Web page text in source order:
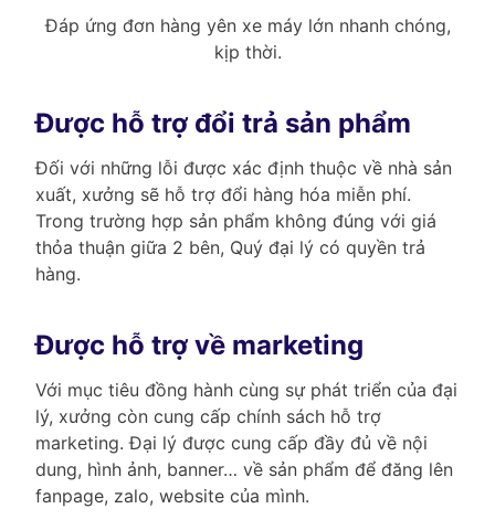
Đáp ứng đơn hàng yên xe máy lớn nhanh chóng,
kịp thời.
Được hỗ trợ đổi trả sản phẩm
Đối với những lỗi được xác định thuộc về nhà sản
xuất, xưởng sẽ hỗ trợ đổi hàng hóa miễn phí.
Trong trường hợp sản phẩm không đúng với giá
thỏa thuận giữa 2 bên, Quý đại lý có quyền trả
hàng.
Được hỗ trợ về marketing
Với mục tiêu đồng hành cùng sự phát triển của đại
lý, xưởng còn cung cấp chính sách hỗ trợ
marketing. Đại lý được cung cấp đầy đủ về nội
dung, hình ảnh, banner… về sản phẩm để đăng lên
fanpage, zalo, website của mình.